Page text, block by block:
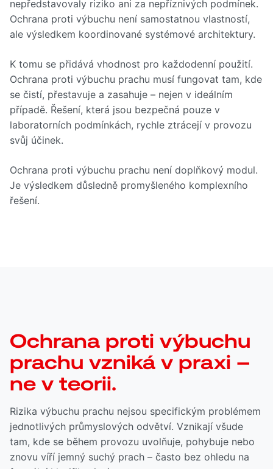
nepředstavovaly riziko ani za nepříznivých podmínek.
Ochrana proti výbuchu není samostatnou vlastností,
ale výsledkem koordinované systémové architektury.
K tomu se přidává vhodnost pro každodenní použití.
Ochrana proti výbuchu prachu musí fungovat tam, kde
se čistí, přestavuje a zasahuje – nejen v ideálním
případě. Řešení, která jsou bezpečná pouze v
laboratorních podmínkách, rychle ztrácejí v provozu
svůj účinek.
Ochrana proti výbuchu prachu není doplňkový modul.
Je výsledkem důsledně promyšleného komplexního
řešení.
Ochrana proti výbuchu
prachu vzniká v praxi –
ne v teorii.
Rizika výbuchu prachu nejsou specifickým problémem
jednotlivých průmyslových odvětví. Vznikají všude
tam, kde se během provozu uvolňuje, pohybuje nebo
znovu víří jemný suchý prach – často bez ohledu na